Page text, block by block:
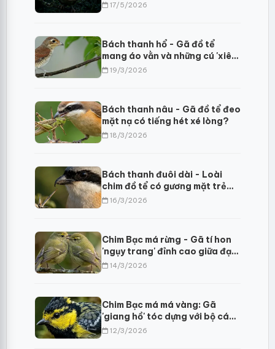
17/5/2026
Bách thanh hổ - Gã đồ tể
mang áo vằn và những cú 'xiên'
mồi đáng sợ?
19/3/2026
Bách thanh nâu - Gã đồ tể đeo
mặt nạ có tiếng hét xé lòng?
18/3/2026
Bách thanh đuôi dài - Loài
chim đồ tể có gương mặt trẻ
thơ16/3/2026
Chim Bạc má rừng - Gã tí hon
'ngụy trang' đỉnh cao giữa đại
ngàn Himalaya
14/3/2026
Chim Bạc má má vàng: Gã
'giang hồ' tóc dựng với bộ cánh
thêu hoa dệt gấm
12/3/2026